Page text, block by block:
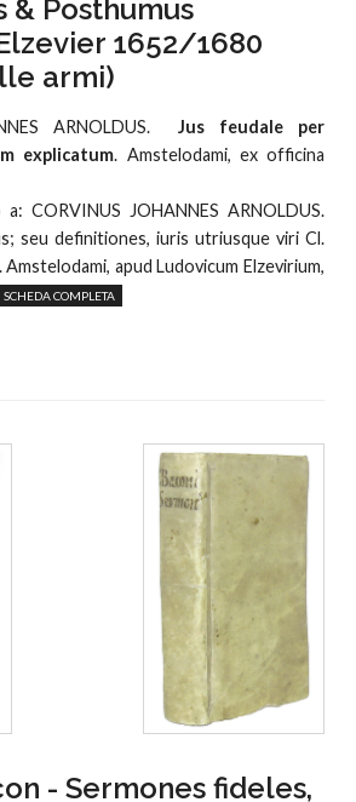
& Posthumus
1652/1680
armi)
ARNOLDUS.
Jus feudale per
explicatum. Amstelodami, ex officina
CORVINUS JOHANNES ARNOLDUS.
seu definitiones, iuris utriusque viri Cl.
Amstelodami, apud Ludovicum Elzevirium,
SCHEDA COMPLETA
- Sermones fideles,